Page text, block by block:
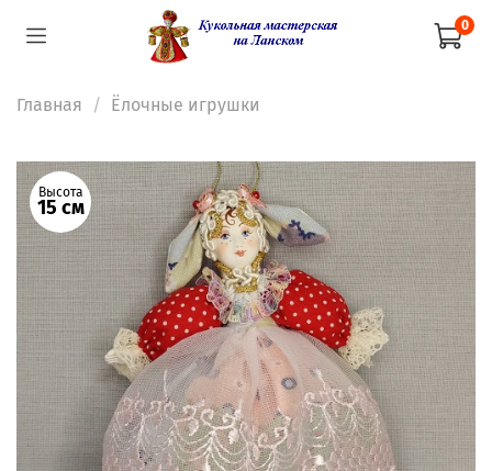
0
Главная Ёлочные игрушки
Высота
15 см